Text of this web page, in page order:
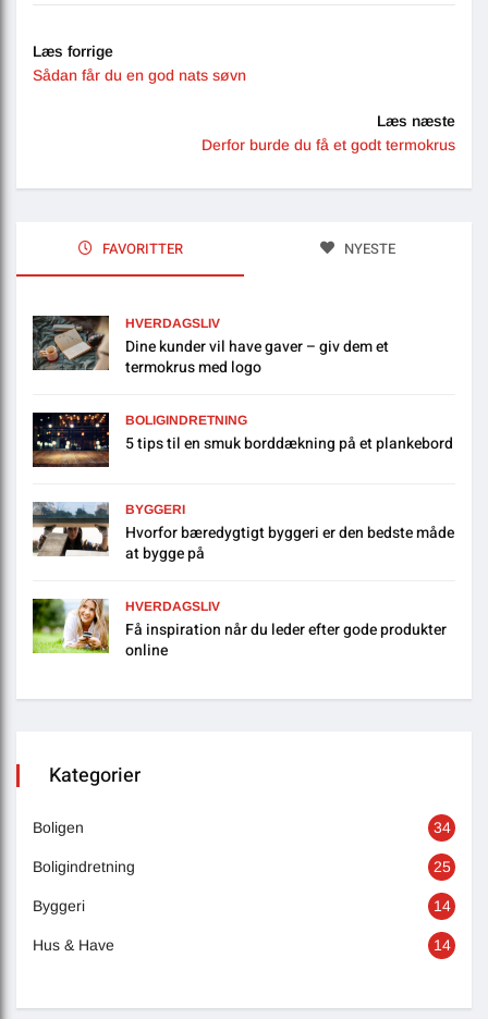
Læs forrige
Sådan får du en god nats søvn
Læs næste
Derfor burde du få et godt termokrus
FAVORITTER NYESTE
HVERDAGSLIV
Dine kunder vil have gaver – giv dem et
termokrus med logo
BOLIGINDRETNING
5 tips til en smuk borddækning på et plankebord
BYGGERI
Hvorfor bæredygtigt byggeri er den bedste måde
at bygge på
HVERDAGSLIV
Få inspiration når du leder efter gode produkter
online
Kategorier
Boligen 34
Boligindretning 25
Byggeri 14
Hus & Have 14